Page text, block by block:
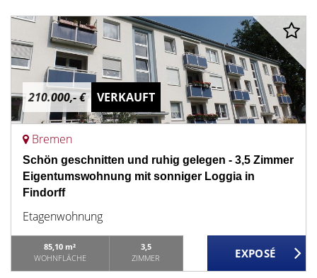
210.000,- € VERKAUFT
Bremen
Schön geschnitten und ruhig gelegen - 3,5 Zimmer
Eigentumswohnung mit sonniger Loggia in
Findorff
Etagenwohnung
85,10 m²
WOHNFLÄCHE
3,5
ZIMMER